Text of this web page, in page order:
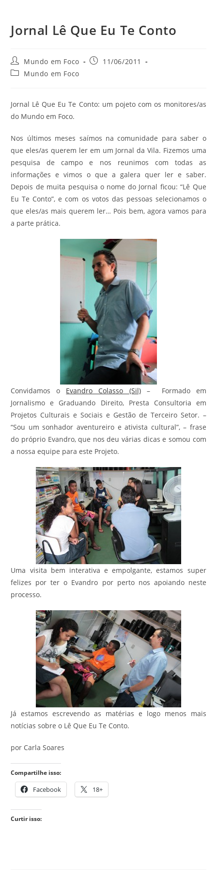
Jornal Lê Que Eu Te Conto
Autor
do
post:
Mundo em Foco
Post11/06/2011
Categoria
Mundo em Foco
Jornal Lê Que Eu Te Conto: um pojeto com os monitores/as
do Mundo em Foco.
Nos últimos meses saímos na comunidade para saber o
que eles/as querem ler em um Jornal da Vila. Fizemos uma
pesquisa de campo e nos reunimos com todas as
informações e vimos o que a galera quer ler e saber.
Depois de muita pesquisa o nome do Jornal ficou: “Lê Que
Eu Te Conto”, e com os votos das pessoas selecionamos o
que eles/as mais querem ler… Pois bem, agora vamos para
a parte prática.
Convidamos o Evandro Colasso (Sil)– Formado em
Jornalismo e Graduando Direito, Presta Consultoria em
Projetos Culturais e Sociais e Gestão de Terceiro Setor. –
“Sou um sonhador aventureiro e ativista cultural”, – frase
do próprio Evandro, que nos deu várias dicas e somou com
a nossa equipe para este Projeto.
Uma visita bem interativa e empolgante, estamos super
felizes por ter o Evandro por perto nos apoiando neste
processo.
Já estamos escrevendo as matérias e logo menos mais
notícias sobre o Lê Que Eu Te Conto.
por Carla Soares
Compartilhe isso:
Facebook 18+
Curtir isso: